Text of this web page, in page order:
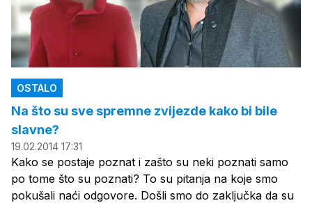
OSTALO
Na što su sve spremne zvijezde kako bi bile
slavne?
19.02.2014 17:31
Kako se postaje poznat i zašto su neki poznati samo
po tome što su poznati? To su pitanja na koje smo
pokušali naći odgovore. Došli smo do zaključka da su